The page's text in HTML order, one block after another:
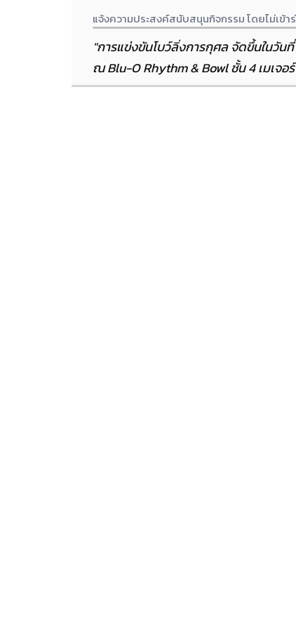
แจ้งความประสงค์สนับสนุนกิจกรรม โดยไม่เข้า
"การแข่งขันโบว์ลิ่งการกุศล จัดขึ้นในวัน
ณ Blu-O Rhythm & Bowl ชั้น 4 เมเจอ